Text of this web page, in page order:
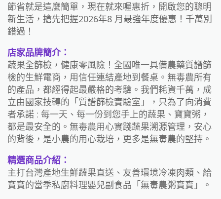
節省就是這麼簡單，現在就來喔惠折，開啟您的聰明
新生活，搶先把握2026年8 月最強年度優惠！千萬別
錯過！
店家品牌簡介：
蔬果全篩檢，健康零風險！全國唯一具備農藥質譜篩
檢的生鮮電商，用信任連結產地到餐桌。無毒農所有
的產品，都經得起最嚴格的考驗。我們耗資千萬，成
立由國家技轉的「質譜篩檢實驗室」，只為了向消費
者承諾 : 每一天、每一份到您手上的蔬果、寶寶粥，
都是最安全的。無毒農用心實踐蔬果溯源管理，安心
的背後，是小農的用心栽培，更多是無毒農的堅持。
精選商品介紹：
主打台灣產地生鮮蔬果直送、友善環境冷凍肉類、給
寶寶的當季私廚料理嬰兒副食品「無毒農粥寶寶」。